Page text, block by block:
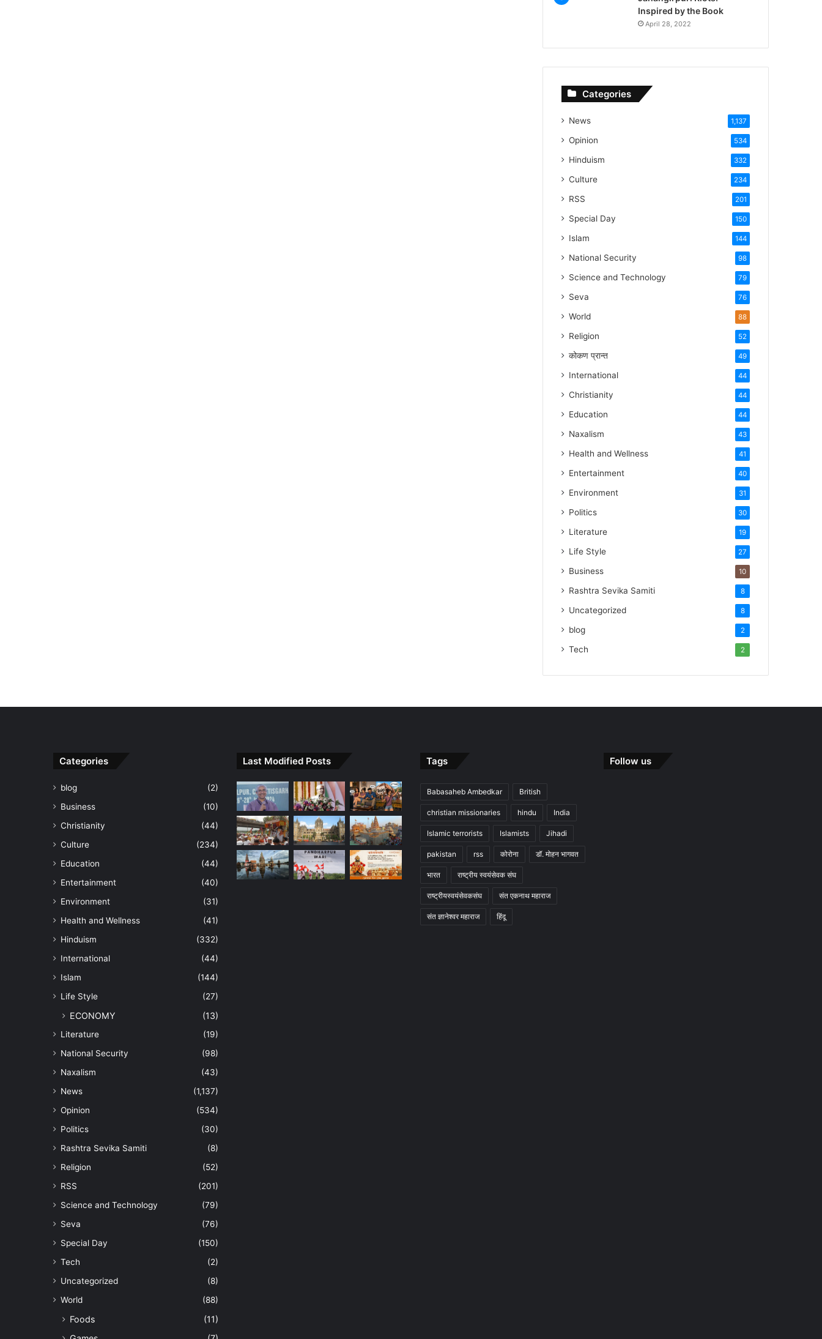
Inspired by the Book
April 28, 2022
Categories
News 1,137
Opinion 534
Hinduism 332
Culture 234
RSS 201
Special Day 150
Islam 144
National Security 98
Science and Technology 79
Seva 76
World 88
Religion 52
कोकण प्रान्त 49
International 44
Christianity 44
Education 44
Naxalism 43
Health and Wellness 41
Entertainment 40
Environment 31
Politics 30
Literature 19
Life Style 27
Business 10
Rashtra Sevika Samiti 8
Uncategorized 8
blog 2
Tech 2
Categories
blog
(2)
Business
(10)
Christianity
(44)
Culture
(234)
Education
(44)
Entertainment
(40)
Environment
(31)
Health and Wellness
(41)
Hinduism
(332)
International
(44)
Islam
(144)
Life Style
(27)
ECONOMY (13)
Literature
(19)
National Security
(98)
Naxalism
(43)
News
(1,137)
Opinion
(534)
Politics
(30)
Rashtra Sevika Samiti
(8)
Religion
(52)
RSS
(201)
Science and Technology
(79)
Seva
(76)
Special Day
(150)
Tech
(2)
Uncategorized
(8)
World
(88)
Foods
(11)
Last Modified Posts Tags
Babasaheb Ambedkar British
christian missionaries hindu India
Islamic terrorists Islamists Jihadi
pakistan rss कोरोना डॉ. मोहन भागवत
भारत राष्ट्रीय स्वयंसेवक संघ
राष्ट्रीयस्वयंसेवकसंघ संत एकनाथ महाराज
संत ज्ञानेश्वर महाराज हिंदू
Follow us